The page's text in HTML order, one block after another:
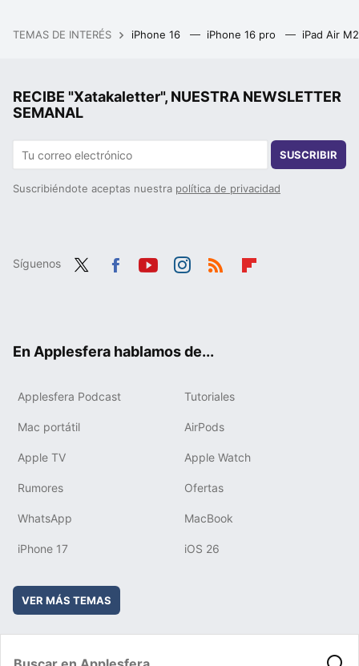
TEMAS DE INTERÉS iPhone 16 iPhone 16 pro iPad Air
RECIBE "Xatakaletter", NUESTRA NEWSLETTER
SEMANAL
SUSCRIBIR
Suscribiéndote aceptas nuestra política de privacidad
Síguenos
En Applesfera hablamos de...
Applesfera Podcast Tutoriales
Mac portátil AirPods
Apple TV Apple Watch
Rumores Ofertas
WhatsApp MacBook
iPhone 17 iOS 26
VER MÁS TEMAS